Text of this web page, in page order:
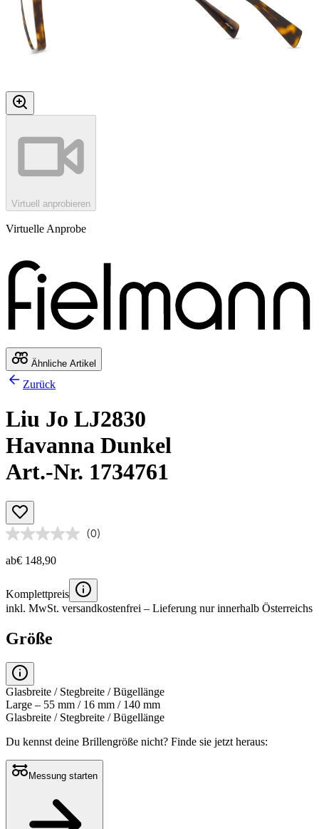
Virtuell anprobieren
Virtuelle Anprobe
Ähnliche Artikel
Zurück
Liu Jo LJ2830
Havanna Dunkel
Art.-Nr. 1734761
(0)
ab€ 148,90
Komplettpreis
inkl. MwSt. versandkostenfrei – Lieferung nur innerhalb Österreichs
Größe
Glasbreite / Stegbreite / Bügellänge
Large – 55 mm / 16 mm / 140 mm
Glasbreite / Stegbreite / Bügellänge
Du kennst deine Brillengröße nicht? Finde sie jetzt heraus:
Messung starten